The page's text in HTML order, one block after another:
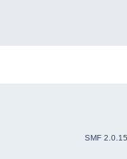
SMF 2.0.15